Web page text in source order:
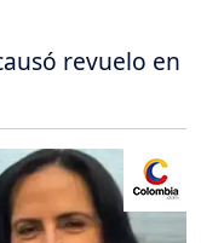
revuelo en